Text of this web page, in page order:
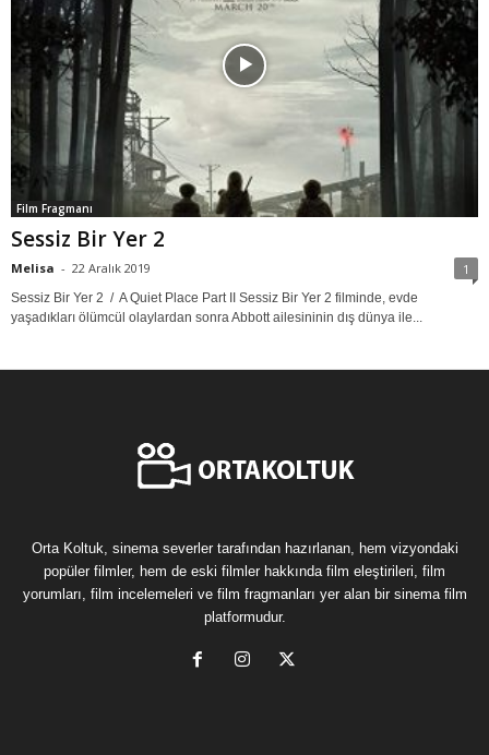
Film Fragmanı
Sessiz Bir Yer 2
Melisa - 22 Aralık 2019 1
Sessiz Bir Yer 2 / A Quiet Place Part II Sessiz Bir Yer 2 filminde, evde
yaşadıkları ölümcül olaylardan sonra Abbott ailesininin dış dünya ile...
Orta Koltuk, sinema severler tarafından hazırlanan, hem vizyondaki
popüler filmler, hem de eski filmler hakkında film eleştirileri, film
yorumları, film incelemeleri ve film fragmanları yer alan bir sinema film
platformudur.